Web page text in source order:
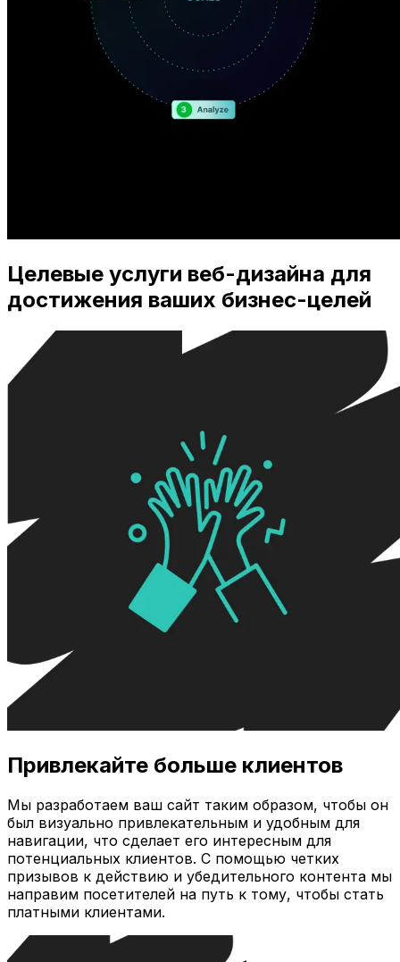
Целевые услуги веб-дизайна для
достижения ваших бизнес-целей
Привлекайте больше клиентов
Мы разработаем ваш сайт таким образом, чтобы он
был визуально привлекательным и удобным для
навигации, что сделает его интересным для
потенциальных клиентов. С помощью четких
призывов к действию и убедительного контента мы
направим посетителей на путь к тому, чтобы стать
платными клиентами.